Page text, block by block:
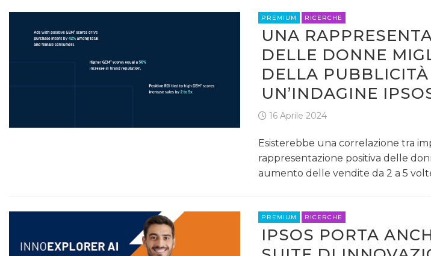
PREMIUM RICERCHE
UNA
DELLE DONNE
DELLA PUBBLICITÀ
UN’INDAGINE
16 Aprile 2024
Esisterebbe una correlazione tra
rappresentazione positiva delle
aumento delle vendite da 2 a 5
PREMIUM RICERCHE
IPSOS PORTA